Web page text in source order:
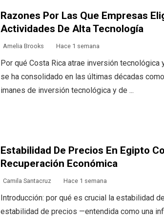
Razones Por Las Que Empresas
Actividades De Alta Tecnología
Amelia Brooks Hace 1 semana
Por qué Costa Rica atrae inversión tecnológica
se ha consolidado en las últimas décadas
imanes de inversión tecnológica y de ...
Estabilidad De Precios En Egipto
Recuperación Económica
Camila Santacruz Hace 1 semana
Introducción: por qué es crucial la estabilidad
estabilidad de precios —entendida como una